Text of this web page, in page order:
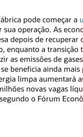
pode começar a
sua operação. As
depois de recuperar
enquanto a transição
as emissões de
beneficia ainda mais
limpa aumentará
novas vagas
o Fórum